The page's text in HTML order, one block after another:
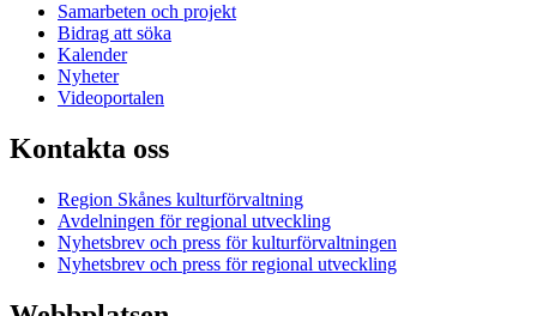
Samarbeten och projekt
Bidrag att söka
Kalender
Nyheter
Videoportalen
Kontakta oss
Region Skånes kulturförvaltning
Avdelningen för regional utveckling
Nyhetsbrev och press för kulturförvaltningen
Nyhetsbrev och press för regional utveckling